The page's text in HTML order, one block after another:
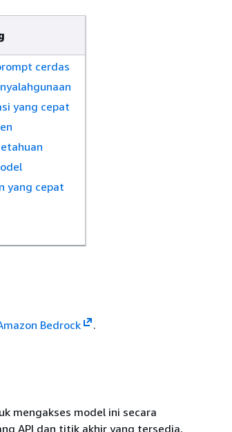
cerdas
yang cepat
yang cepat
Bedrock .
mengakses model ini secara
API dan titik akhir yang tersedia,